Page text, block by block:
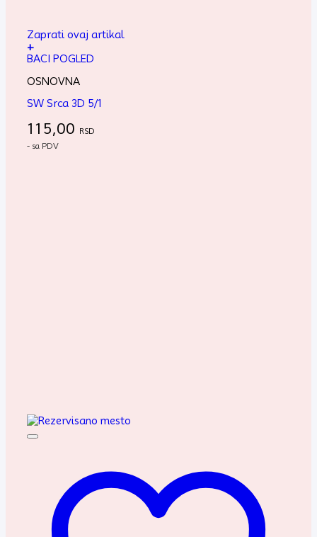
Zaprati ovaj artikal
+
BACI POGLED
OSNOVNA
SW Srca 3D 5/1
115,00 RSD
- sa PDV